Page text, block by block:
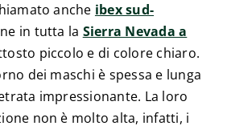
anche ibex sud-
in tutta la Sierra Nevada a
piccolo e di colore chiaro.
dei maschi è spessa e lunga
impressionante. La loro
non è molto alta, infatti, i